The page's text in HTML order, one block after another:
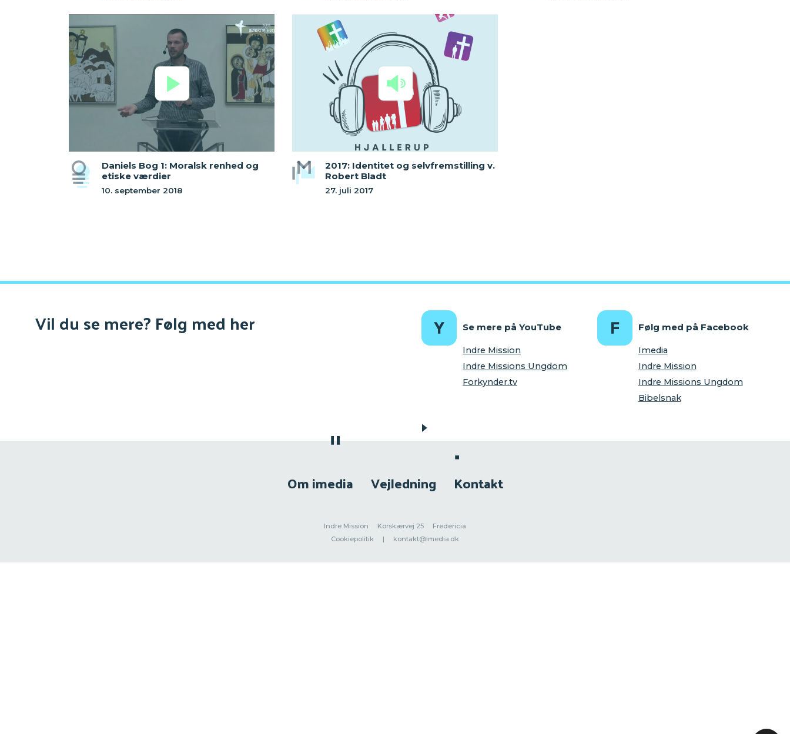
Daniels Bog 1: Moralsk renhed og
etiske værdier
10. september 2018
2017: Identitet og selvfremstilling v.
Robert Bladt
27. juli 2017
Vil du se mere? Følg med her Se mere på YouTube
Indre Mission
Indre Missions Ungdom
Forkynder.tv
Følg med på Facebook
Imedia
Indre Mission
Indre Missions Ungdom
Bibelsnak
Om imedia Vejledning Kontakt
Indre Mission Korskærvej 25
Fredericia
Cookiepolitik
| kontakt@imedia.dk